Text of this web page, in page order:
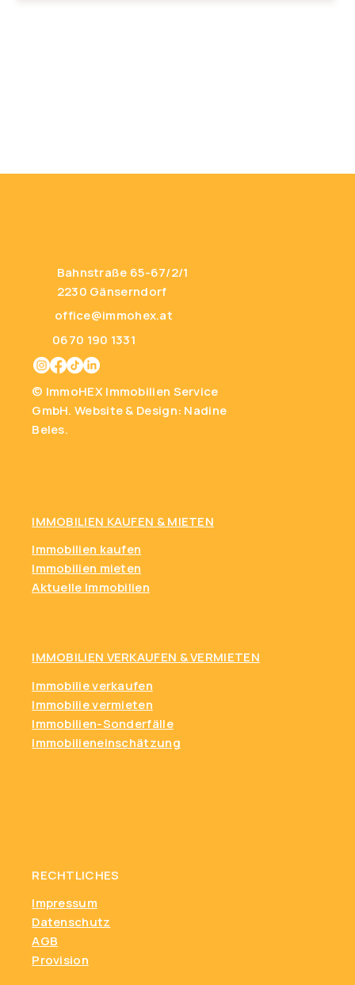
RECHTLICHES
Impressum
Datenschutz
AGB
Provision
Bahnstraße 65-67/2/1
2230 Gänserndorf
office@immohex.at
0670 190 1331
© ImmoHEX Immobilien Service
GmbH.Website & Design: Nadine
Beles.
IMMOBILIEN VERKAUFEN & VERMIETEN
Immobilie verkaufen
Immobilie vermieten
Immobilien-Sonderfälle
Immobilieneinschätzung
IMMOBILIEN KAUFEN & MIETEN
Immobilien kaufen
Immobilien mieten
Aktuelle Immobilien